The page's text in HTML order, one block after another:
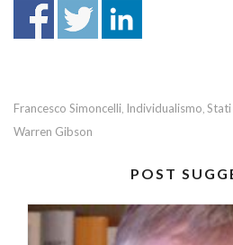
Francesco Simoncelli Individualismo
Warren Gibson
POST